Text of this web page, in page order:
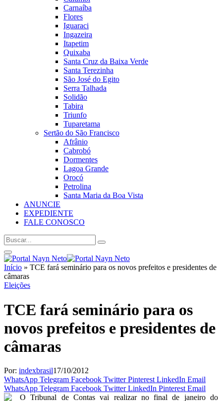
Carnaíba
Flores
Iguaraci
Ingazeira
Itapetim
Quixaba
Santa Cruz da Baixa Verde
Santa Terezinha
São José do Egito
Serra Talhada
Solidão
Tabira
Triunfo
Tuparetama
Sertão do São Francisco
Afrânio
Cabrobó
Dormentes
Lagoa Grande
Orocó
Petrolina
Santa Maria da Boa Vista
ANUNCIE
EXPEDIENTE
FALE CONOSCO
Início » TCE fará seminário para os novos prefeitos e presidentes de
câmaras
Eleições
TCE fará seminário para os
novos prefeitos e presidentes de
câmaras
Por: indexbrasil17/10/2012
WhatsApp Telegram Facebook Twitter Pinterest LinkedIn Email
WhatsApp Telegram Facebook Twitter LinkedIn Pinterest Email
O Tribunal de Contas vai realizar no final de janeiro do